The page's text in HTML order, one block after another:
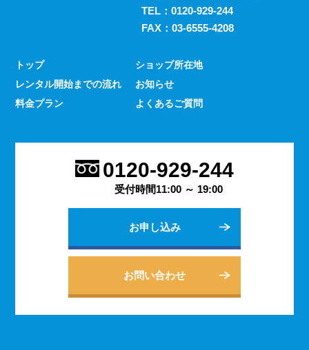
過去に発生した料金トラブルなど、身の回りの様々な事情
からスマホの利用契約を締結できない、という方は意外に
うな連絡手段となるものは手元にないと何かと手間がかか
るものです。 デッセでは、そういった方であっても気軽
にご契約いただけるレンタルスマホサービスのご案内を行
してだけでなく出退勤やスケジュールの管理などにも活躍
します。 会社は人の出入りもありますので、通常のスマ
ホのように1台1台契約するよりも、まとめてレンタルする
方がよりお得に利用できます。 会社用のレンタルスマホ
個人でのご利用から法人向けの複数台のご利用まで、お客
様の用途に合わせた様々な利用方法を提案できるデッセの
TEL： 0120-929-244
FAX：03-6555-4208
トップ
レンタル開始までの流れ
料金プラン
ショップ所在地
お知らせ
よくあるご質問
0120-929-244
受付時間11:00 ～ 19:00
お申し込み
お問い合わせ